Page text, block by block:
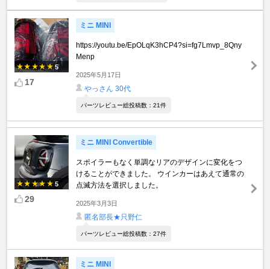
5
17
ミニ MINI
https://youtu.be/EpOLqK3hCP4?si=fg7Lmvp_8Qny
Menp
2025年5月17日
やっさん 30代
パーツレビュー総投稿数：21件
5
29
ミニ MINI Convertible
スポイラーもなく単調なリアのデザインに変化をつ
けることができました。 ウインカーはあえて通常の
点滅方法を選択しました。
2025年3月3日
匿名部長★只野仁
パーツレビュー総投稿数：27件
ミニ MINI